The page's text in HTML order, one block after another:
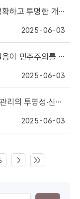
하고 투명한 개표
2025-06-03
주의를 위한 큰 걸음
2025-06-03
명성·신뢰성 강화
2025-06-03